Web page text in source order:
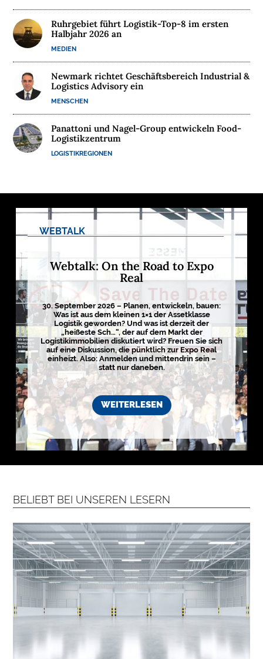
E
R
N
E
M
W
E
N
A
E
E
D
E
N

D
e
u
t
s
h
l
n
o
g
s
t
i
k
r
e
g
i
Ruhrgebiet führt Logistik-Top-8 im ersten
Halbjahr 2026 an
MEDIEN
Newmark richtet Geschäftsbereich Industrial &
Logistics Advisory ein
MENSCHEN
Panattoni und Nagel-Group entwickeln Food-
Logistikzentrum
LOGISTIKREGIONEN
WEBTALK
Webtalk: On the Road to Expo
Real
30. September 2026 – Planen, entwickeln, bauen:
Was ist aus dem kleinen 1×1 der Assetklasse
Logistik geworden? Und was ist derzeit der
„heißeste Sch…“, der auf dem Markt der
Logistikimmobilien diskutiert wird? Freuen Sie sich
auf eine Diskussion, die pünktlich zur Expo Real
einheizt. Also: Anmelden und mittendrin sein –
statt nur daneben.
WEITERLESEN
BELIEBT BEI UNSEREN LESERN